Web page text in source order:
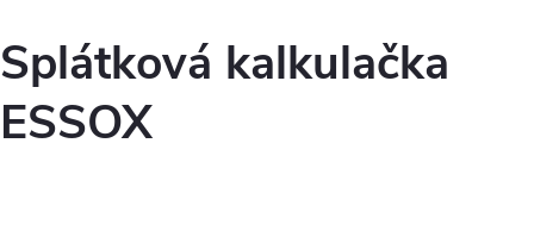
Splátková kalkulačka
ESSOX